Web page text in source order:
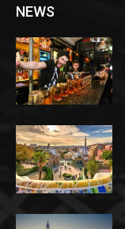
NEWS